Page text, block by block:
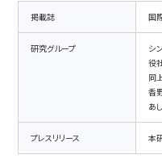
掲載誌 国
研究グループ
シ
役
同
香
あ
プレスリリース 本
受託